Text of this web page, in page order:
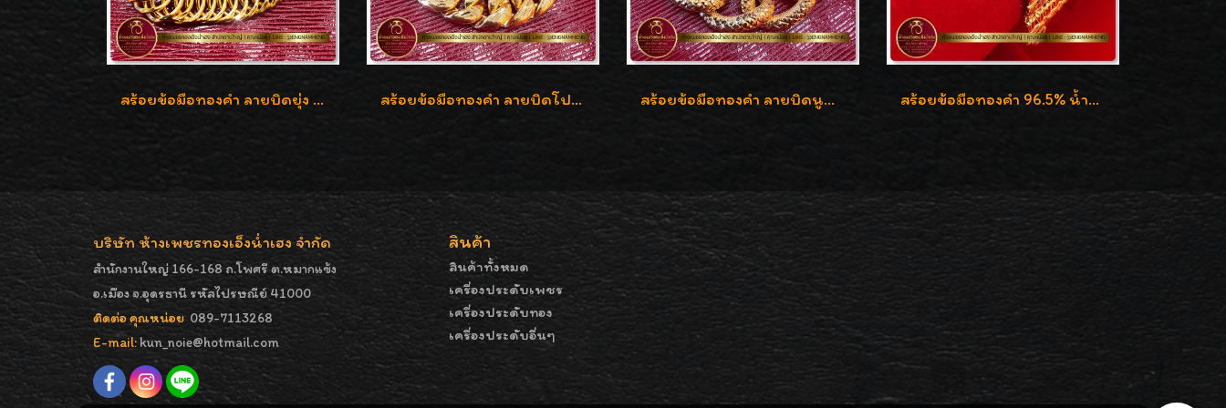
สร้อยข้อมือทองคำ ลายบิดยุ่ง ทองคำ 96.5% น้ำหนัก 3 บาท สวยน่าสะสมค่ะ สร้อยข้อมือทองคำ ลายบิดโปร่งแกะลาย ทองคำ 96.5% น้ำหนัก 5 บาท สวยค่ะ สร้อยข้อมือทองคำ ลายบิดนูนแกะลาย ทองคำ 96.5% น้ำหนัก 5 บาท สวยค่ะ สร้อยข้อมือทองคำ 96.5% น้ำหนัก 2 บาท หน้ากว้าง 27 มิล กว้างเต็มข้อมือค่ะ
บริษัท ห้างเพชรทองเอ็งน่ำเฮง จำกัด
สำนักงานใหญ่ 166-168 ถ.โพศรี ต.หมากแข้ง
อ.เมือง จ.อุดรธานี รหัสไปรษณีย์ 41000
ติดต่อ คุณหน่อย 089-7113268
E-mail:kun_noie@hotmail.com
สินค้า
สินค้าทั้งหมด
เครื่องประดับเพชร
เครื่องประดับทอง
เครื่องประดับอื่นๆ